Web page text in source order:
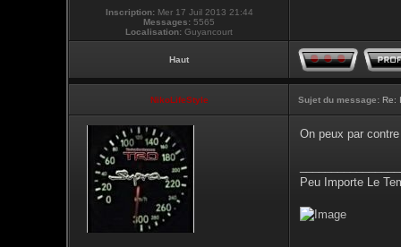
Inscription:Mer 17 Juil 2013 21:44
Messages: 5565
Localisation: Guyancourt
Haut
NikoLifeStyle Sujet du message: Re:
On peux par
Peu Importe Le